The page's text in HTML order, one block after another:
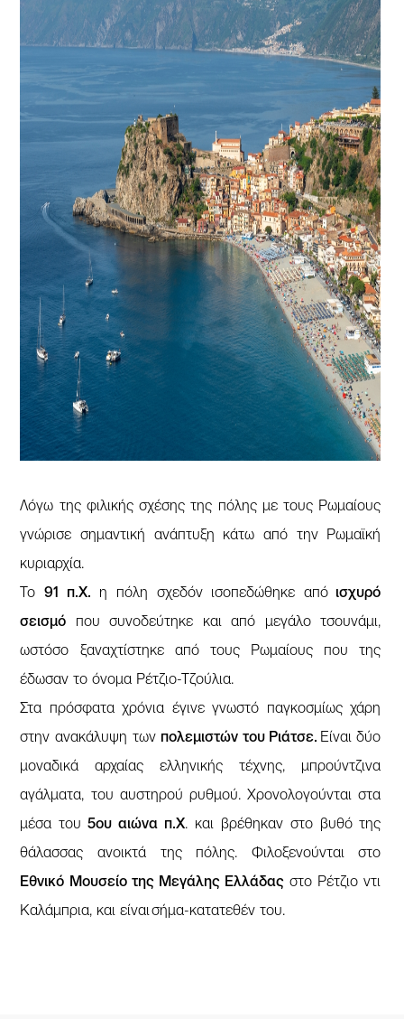
Λόγω της φιλικής σχέσης της πόλης με τους Ρωμαίους
γνώρισε σημαντική ανάπτυξη κάτω από την Ρωμαϊκή
κυριαρχία.
Το91 π.Χ. η πόλη σχεδόν ισοπεδώθηκε απόισχυρό
σεισμό που συνοδεύτηκε και από μεγάλο τσουνάμι,
ωστόσο ξαναχτίστηκε από τους Ρωμαίους που της
έδωσαν το όνομα Ρέτζιο-Τζούλια.
Στα πρόσφατα χρόνια έγινε γνωστό παγκοσμίως χάρη
στην ανακάλυψη των πολεμιστών του Ριάτσε. Είναι δύο
μοναδικά αρχαίας ελληνικής τέχνης, μπρούντζινα
αγάλματα, του αυστηρού ρυθμού. Χρονολογούνται στα
μέσα του 5ου αιώνα π.Χ. και βρέθηκαν στο βυθό της
θάλασσας ανοικτά της πόλης. Φιλοξενούνται στο
Εθνικό Μουσείο της Μεγάλης Ελλάδαςστο Ρέτζιο ντι
Καλάμπρια, και είναι σήμα-κατατεθέν του.